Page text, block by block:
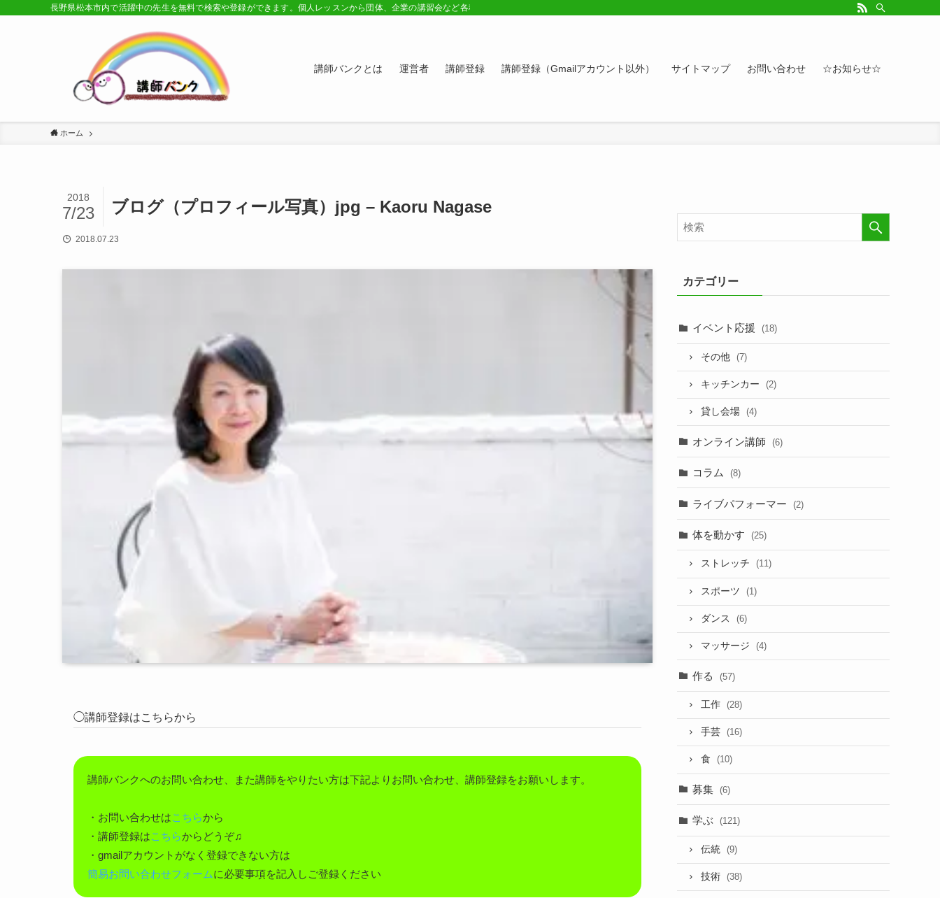
長野県松本市内で活躍中の先生を無料で検索や登録ができます。個人レッスンから団体、企業の講習会など各種講師の紹介ページ。学びたい方、スキルアップしたい方、お悩み相談など。カレンダーへのイベント情報や講座登録もど
講師バンクとは 運営者 講師登録 講師登録（Gmailアカウント以外） サイトマップ お問い合わせ ☆お知らせ☆
ホーム
ブログ（プロフィール写真）jpg – Kaoru Nagase
2018
7/23
2018.07.23
◯講師登録はこちらから
講師バンクへのお問い合わせ、また講師をやりたい方は下記よりお問い合わせ、講師登録をお願いします。
・お問い合わせはこちらから
・講師登録はこちらからどうぞ♫
・gmailアカウントがなく登録できない方は
簡易お問い合わせフォームに必要事項を記入しご登録ください
カテゴリー
イベント応援 (18)
その他 (7)
キッチンカー (2)
貸し会場 (4)
オンライン講師 (6)
コラム (8)
ライブパフォーマー (2)
体を動かす (25)
ストレッチ (11)
スポーツ (1)
ダンス (6)
マッサージ (4)
作る (57)
工作 (28)
手芸 (16)
食 (10)
募集 (6)
学ぶ (121)
伝統 (9)
技術 (38)